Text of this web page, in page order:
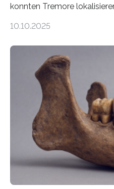
konnten Tremore
Vulkan? Was passiert in der
erzeugt durch Magma oder
Schlote einen Weg nach
Miriam Christina Reiss,
Johannes Gutenberg-
Team haben am Vulkan
solche Tremore lokalisiert.
nicht nur nachweisen,
10.10.2025